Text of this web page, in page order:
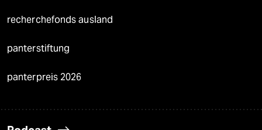
recherchefonds ausland
panterstiftung
panterpreis 2026